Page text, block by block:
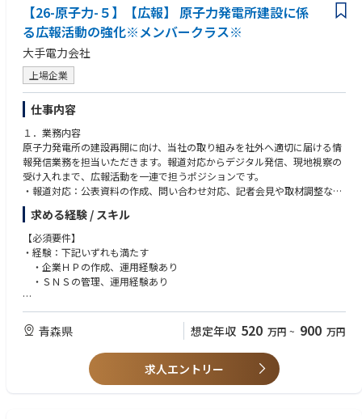
ョンの進行管理や関係者調整を担い、チーム全体の運用品質向上に貢献す
る。
中期（3〜5年）遠隔オペレーションの統括役として、複数案件の全体最適
や標準化を推進し、運用体制の強化をリードする。
長期（5年以上）組織全体の運用高度化や人材育成を担い、遠隔技術活用
の中核人材として組織運営にも関与する。
■配属先部署人数・構成
■部署の雰囲気
・年齢や立場に関係なく相談しやすく、各人の強みを活かしてチーム全体
で成果を出す風土
・現場の状況や課題を共有しながら、協力して業務を進める環境
主な責任として、溶接検査に関する社内教育・人材育成、規制対応、マニ
ュアル整備を通じて、組織全体の検査品質と対応力の底上げを図るととも
に、現場部門と連携しながら実効性のある運用を定着させることが求めら
れます。
～具体的には～
・溶接検査に関する技術的リード役として、教育（研修講師・資料作成）
や日常的な問い合わせ対応を通じた技術力の底上げと人材育成の推進
・規制改正（検査制度見直し等）に対応し、関係部署を巻き込みながら社
内方針の策定および規制庁対応の推進
・マニュアル改訂・運用定着を主導し、現場実態に即した実効性の高いル
ール整備の実現
・廃炉に伴う設備建設・保全業務に対し、工事監理等を通じて関与し、安
全性・品質確保の観点からの技術的支援
・部門横断での調整・合意形成をリードし、溶接検査体制の強化や業務プ
ロセス改善など、組織全体の最適化を推進
加えて、将来的には溶接検査に関する指導者的立場として、育成体系の高
度化や体制強化を牽引し、廃炉の長期的な推進に貢献いただくことを期待
しています。
■魅力・やりがい
現場実務と組織運営の双方に携わることで、技術者としての知見だけでな
～具体的には～
・廃炉作業の安全性や品質向上に直接貢献できる
■歓迎要件
～経験～
・電力会社もしくはメーカー企業において、原子力規制庁又は電力会社社
員による溶接検査の対応業務経験がある方
・社外関係者へ自身が関与した溶接検査の説明を担った経験がある方
・原子力発電所構内での工事に携わった経験がある方
～知識・技能～
・溶接検査に関する専門的知識
～資格～
・溶接管理技術者（2級）以上の方
【26-原子力-５】【広報】 原子力発電所建設に係
る広報活動の強化※メンバークラス※
大手電力会社
上場企業
仕事内容
１．業務内容
原子力発電所の建設再開に向け、当社の取り組みを社外へ適切に届ける情
報発信業務を担当いただきます。報道対応からデジタル発信、現地視察の
受け入れまで、広報活動を一連で担うポジションです。
・報道対応：公表資料の作成、問い合わせ対応、記者会見や取材調整など
一連の対応（数件程度／月）
・ホームページ・SNS運用：会社の取り組みや地域活動を継続的に発信
し、認知向上を図る（数件程度／週）
・サイト視察対応：原子力関連団体などへの現場案内に向けた準備・調
整・対応（数件程度／月）
幅広い業務に関わりながら、社内外の情報を整理し、正確で分かりやすく
伝えることで、情報発信の質と信頼性の向上につなげていく役割です。
２．職責
本ポジションでは、報道対応やホームページ・SNSでの情報発信、視察対
応といった広報業務について、単なる作業として進めるのではなく、案件
ごとに関係者との調整や進め方を考えながら主体的に推進していきます。
発信内容の取りまとめや対外対応においては、状況に応じた判断や調整も
求める経験 / スキル
【必須要件】
・経験：下記いずれも満たす
・企業ＨＰの作成、運用経験あり
・ＳＮＳの管理、運用経験あり
・知識・技能：
・コミュニケーションスキル
※原子力関係の各部門との調整が必要であるため、専門的知識がなく
ても、不明な部分をしっかり質問し、咀嚼して、表現できる方
青森県 想定年収 520 万円 ~ 900 万円
求人エントリー